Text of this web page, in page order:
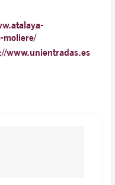
moliere/
www.unientradas.es